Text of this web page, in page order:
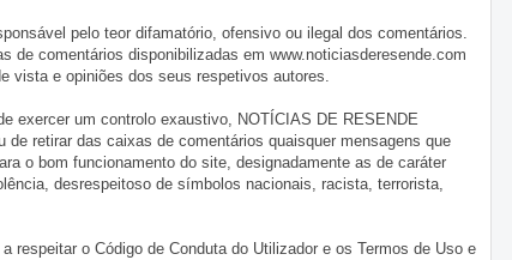
pelo teor difamatório, ofensivo ou ilegal dos comentários.
de comentários disponibilizadas em www.noticiasderesende.com
vista e opiniões dos seus respetivos autores.
exercer um controlo exaustivo, NOTÍCIAS DE RESENDE
de retirar das caixas de comentários quaisquer mensagens que
o bom funcionamento do site, designadamente as de caráter
desrespeitoso de símbolos nacionais, racista, terrorista,
respeitar o Código de Conduta do Utilizador e os Termos de Uso e